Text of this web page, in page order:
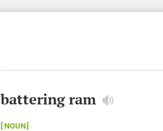
battering ram
NOUN